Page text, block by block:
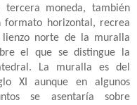
tercera moneda, también
formato horizontal, recrea
norte de la muralla
el que se distingue la
La muralla es del
XI aunque en algunos
se asentaría sobre